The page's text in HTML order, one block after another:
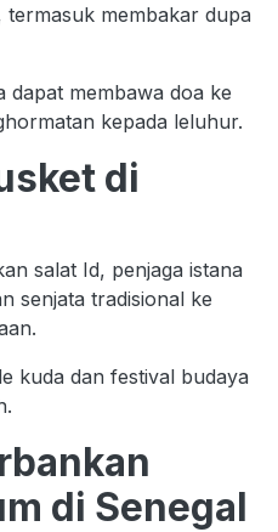
membakar dupa
dapat membawa doa ke
kepada leluhur.
di
salat Id, penjaga istana
senjata tradisional ke
kuda dan festival budaya
di Senegal